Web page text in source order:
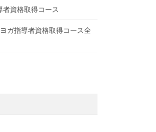
者資格取得コース
ガ指導者資格取得コース全